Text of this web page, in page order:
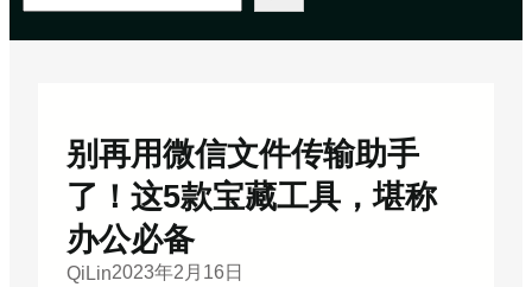
别再用微信文件传输助手
了！这5款宝藏工具，堪称
办公必备
QiLin2023年2月16日